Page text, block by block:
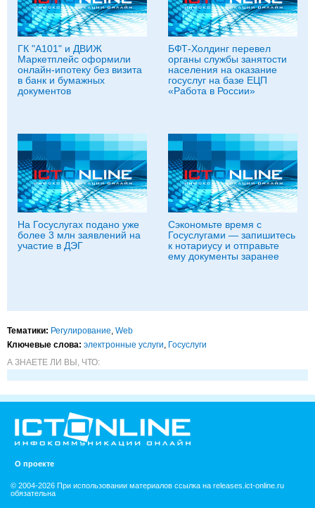
ГК "А101" и ДВИЖ
Маркетплейс оформили
онлайн-ипотеку без визита
в банк и бумажных
документов
БФТ-Холдинг перевел
органы службы занятости
населения на оказание
госуслуг на базе ЕЦП
«Работа в России»
На Госуслугах подано уже
более 3 млн заявлений на
участие в ДЭГ
Сэкономьте время с
Госуслугами — запишитесь
к нотариусу и отправьте
ему документы заранее
Тематики: Регулирование, Web
Ключевые слова: электронные услуги, Госуслуги
А ЗНАЕТЕ ЛИ ВЫ, ЧТО:
О проекте
© 2004-2026 При использовании материалов ссылка на releases.ict-online.ru
обязательна